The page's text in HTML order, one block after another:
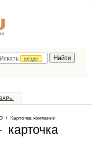
Искать
везде
/ Карточка компании